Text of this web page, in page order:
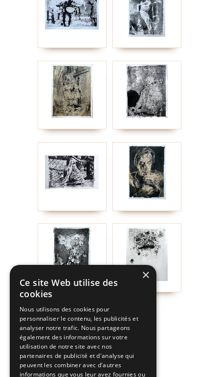
×
Ce site Web utilise des
cookies
Nous utilisons des cookies pour
personnaliser le contenu, les publicités et
analyser notre trafic. Nous partageons
également des informations sur votre
utilisation de notre site avec nos
partenaires de publicité et d'analyse qui
peuvent les combiner avec d'autres
informations que vous leur avez fournies ou